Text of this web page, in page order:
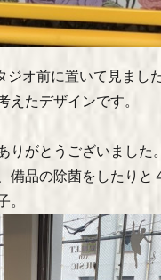
オ前に置いて見まし
えたデザインです。
りがとうございました。
備品の除菌をしたりと
。